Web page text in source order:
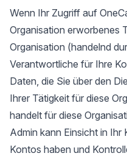
Wenn Ihr Zugriff auf
Organisation erworbenes
Organisation (handelnd
Verantwortliche für Ihre
Daten, die Sie über den
Ihrer Tätigkeit für diese
handelt für diese
Admin kann Einsicht in Ihr
Kontos haben und